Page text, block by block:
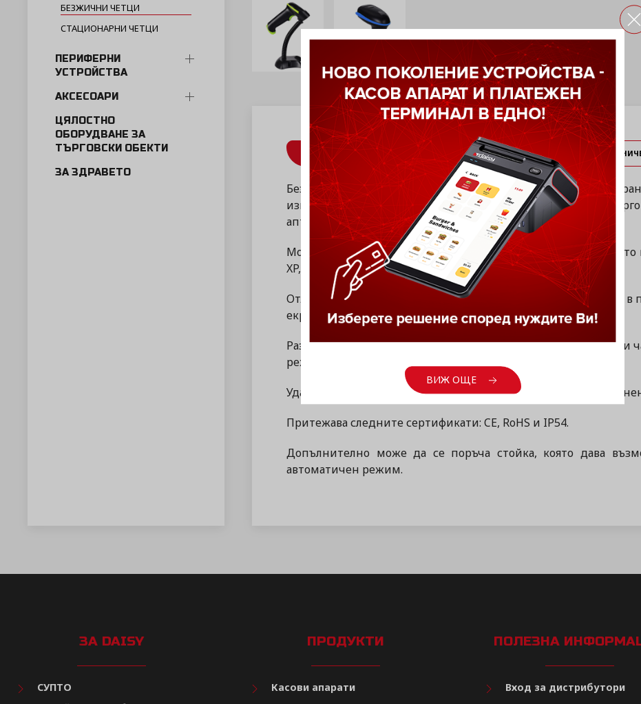
БЕЗЖИЧНИ ЧЕТЦИ
СТАЦИОНАРНИ ЧЕТЦИ
ПЕРИФЕРНИ
УСТРОЙСТВА
АКСЕСОАРИ
ЦЯЛОСТНО
ОБОРУДВАНЕ ЗА
ТЪРГОВСКИ ОБЕКТИ
ЗА ЗДРАВЕТО
ИНФОРМАЦИЯ ФУНКЦИОНАЛНИ ПАРАМЕТРИ
Безжичен баркод четец Daisy 5700предлага бързо
изключително подходящ за използване в супермаркети,
аптеки и др.
Може да се свърже с компютър безжично или чрез кабел,
XP, 7, 8, 10.
Отличава се с възможност за съхранение до 100 000 баркода
екрана на мобилни устройства.
Разполага с вградена 2600mAh батерия, която осигурява
режим.
Удароустойчивият му дизайн осигурява дълъг
Притежава следните сертификати: CE, RoHS и IP54.
Допълнително може да се поръча стойка, която дава
автоматичен режим.
ЗА DAISY
СУПТО
ПРОДУКТИ
Касови апарати
ПОЛЕЗНА
Вход за дистрибутори
ВИЖ ОЩЕ